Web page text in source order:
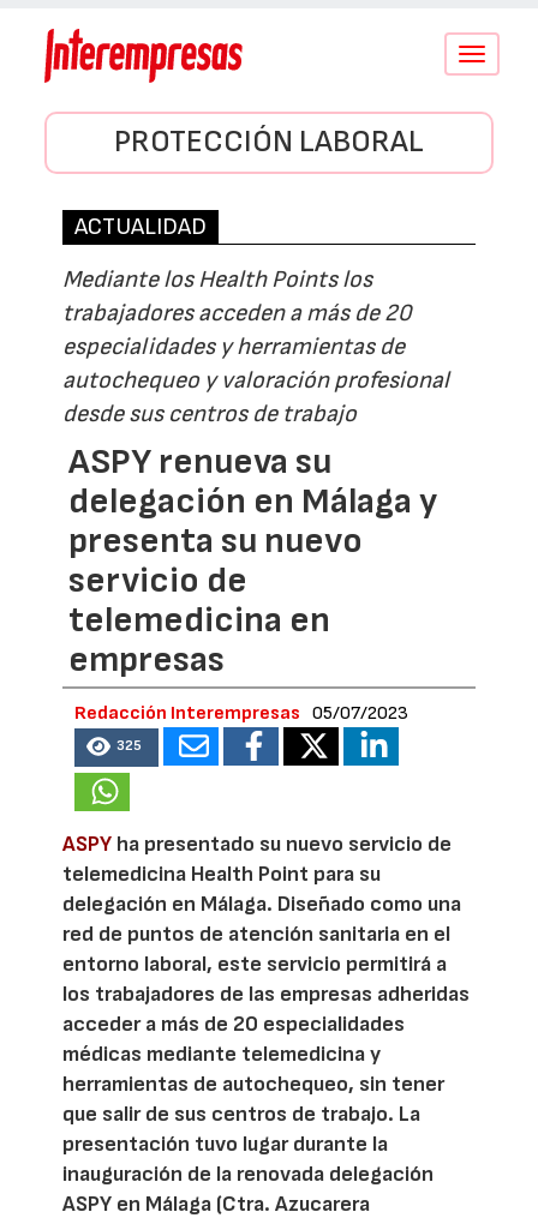
Conmutar
PROTECCIÓN LABORAL
ACTUALIDAD
Mediante los Health Points los
trabajadores acceden a más de 20
especialidades y herramientas de
autochequeo y valoración profesional
desde sus centros de trabajo
ASPY renueva su
delegación en Málaga y
presenta su nuevo
servicio de
telemedicina en
empresas
Redacción Interempresas 05/07/2023
325
ASPY ha presentado su nuevo servicio de
telemedicina Health Point para su
delegación en Málaga. Diseñado como una
red de puntos de atención sanitaria en el
entorno laboral, este servicio permitirá a
los trabajadores de las empresas adheridas
acceder a más de 20 especialidades
médicas mediante telemedicina y
herramientas de autochequeo, sin tener
que salir de sus centros de trabajo. La
presentación tuvo lugar durante la
inauguración de la renovada delegación
ASPY en Málaga (Ctra. Azucarera